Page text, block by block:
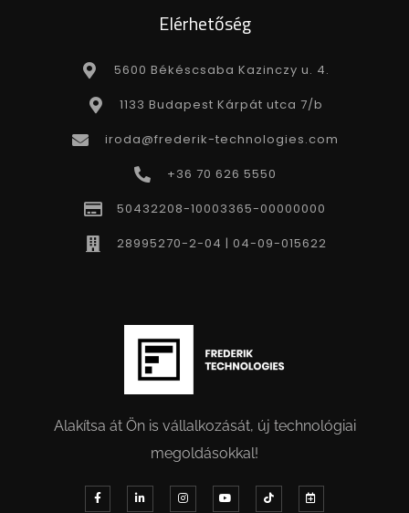
Elérhetőség
5600 Békéscsaba Kazinczy u. 4.
1133 Budapest Kárpát utca 7/b
iroda@frederik-technologies.com
+36 70 626 5550
50432208-10003365-00000000
28995270-2-04 | 04-09-015622
Alakítsa át Ön is vállalkozását, új technológiai
megoldásokkal!